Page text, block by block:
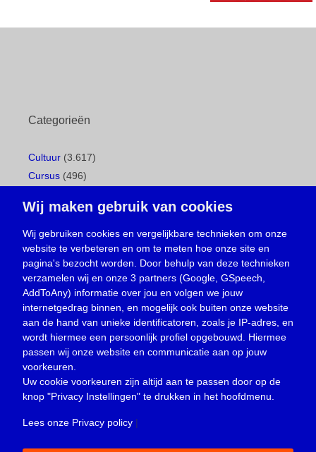
Categorieën
Cultuur (3.617)
Cursus (496)
Gemeentepagina(104)
Ingezonden brief(537)
Media(156)
Nieuws (23.329)
Oproep(734)
Overlijden(39)
Podcast(18)
prijsvraag (5)
Religie (1.438)
Service(226)
Wij maken gebruik van cookies
Wij gebruiken cookies en vergelijkbare technieken om onze
website te verbeteren en om te meten hoe onze site en
pagina's bezocht worden. Door behulp van deze technieken
verzamelen wij en onze 3 partners (Google, GSpeech,
AddToAny) informatie over jou en volgen we jouw
internetgedrag binnen, en mogelijk ook buiten onze website
aan de hand van unieke identificatoren, zoals je IP-adres, en
wordt hiermee een persoonlijk profiel opgebouwd. Hiermee
passen wij onze website en communicatie aan op jouw
voorkeuren.
Uw cookie voorkeuren zijn altijd aan te passen door op de
knop "Privacy Instellingen" te drukken in het hoofdmenu.
Lees onze Privacy policy |